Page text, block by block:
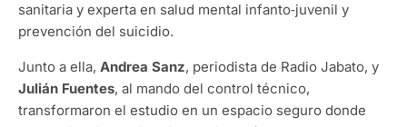
sanitaria y experta en salud mental infanto‑juvenil y
prevención del suicidio.
Junto a ella, Andrea Sanz, periodista de Radio Jabato, y
Julián Fuentes, al mando del control técnico,
transformaron el estudio en un espacio seguro donde